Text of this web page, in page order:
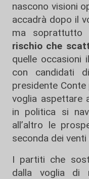
nascono visioni
accadrà dopo il
ma soprattutto
rischio che
quelle occasioni
con candidati
presidente
voglia aspettare
in politica si
all’altro le
seconda dei
I partiti che
dalla voglia di